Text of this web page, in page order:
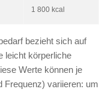
1 800 kcal
bezieht sich auf
leicht körperliche
Werte können je
Frequenz) variieren: um